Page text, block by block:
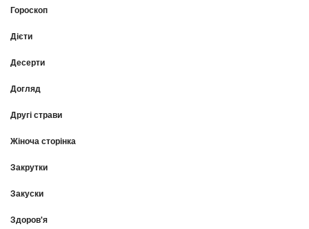
Гороскоп
Дієти
Десерти
Догляд
Другі страви
Жіноча сторінка
Закрутки
Закуски
Здоров'я